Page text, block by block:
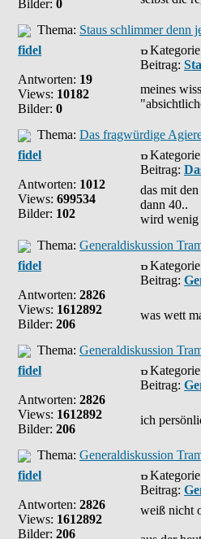
Bilder: 0
Thema: Staus schlimmer denn
fidel
Antworten: 19
Views: 10182
Bilder: 0
Beitrag:
meines
Thema: Das fragwürdige
fidel
Antworten: 1012
Views: 699534
Bilder: 102
Beitrag:
das mit
dann 40..
wird wenig
Thema: Generaldiskussion
fidel
Antworten: 2826
Views: 1612892
Bilder: 206
Beitrag:
was wett
Thema: Generaldiskussion
fidel
Antworten: 2826
Views: 1612892
Bilder: 206
Beitrag:
ich
Thema: Generaldiskussion
fidel
Antworten: 2826
Views: 1612892
Bilder: 206
Beitrag:
weiß nicht